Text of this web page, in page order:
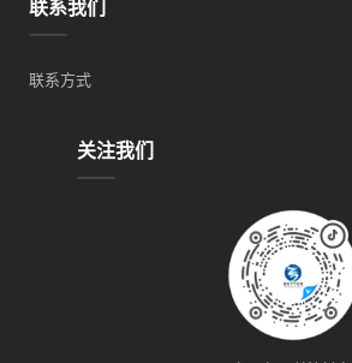
联系我们
联系方式
关注我们